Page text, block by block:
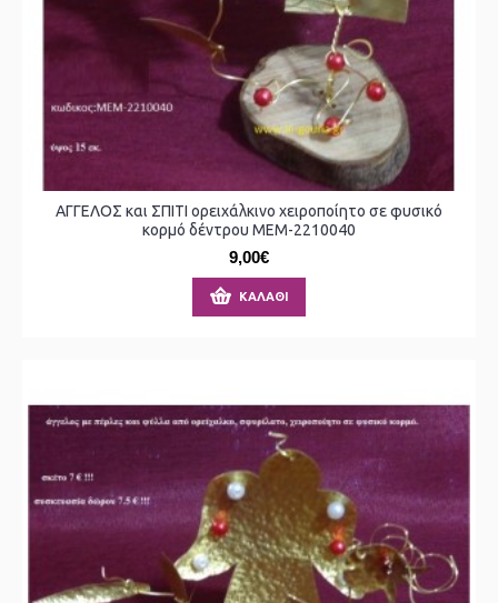
ΑΓΓΕΛΟΣ και ΣΠΙΤΙ ορειχάλκινο χειροποίητο σε φυσικό
κορμό δέντρου ΜΕΜ-2210040
9,00€
ΚΑΛΆΘΙ